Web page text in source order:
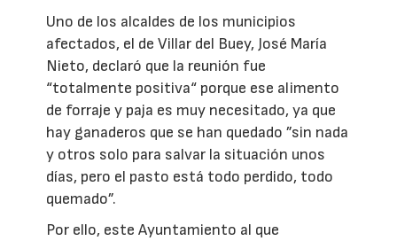
Uno de los alcaldes de los municipios
afectados, el de Villar del Buey, José María
Nieto, declaró que la reunión fue
“totalmente positiva“ porque ese alimento
de forraje y paja es muy necesitado, ya que
hay ganaderos que se han quedado ”sin nada
y otros solo para salvar la situación unos
días, pero el pasto está todo perdido, todo
quemado”.
Por ello, este Ayuntamiento al que